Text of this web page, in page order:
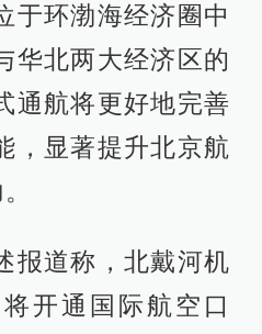
于环渤海经济圈中
华北两大经济区的
通航将更好地完善
，显著提升北京航
报道称，北戴河机
开通国际航空口